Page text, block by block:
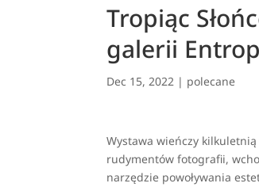
Tropiąc
galerii
Dec 15, 2022 | polecane
Wystawa wieńczy
rudymentów fotografii,
narzędzie powoływania